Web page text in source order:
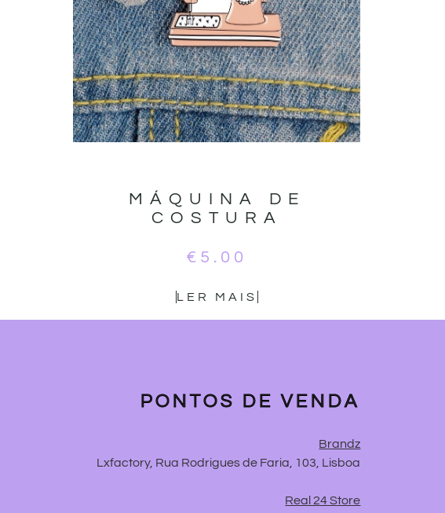
MÁQUINA DE
COSTURA
€ 5.00
LER MAIS
PONTOS DE VENDA
Brandz
Lxfactory, Rua Rodrigues de Faria, 103, Lisboa
Real 24 Store